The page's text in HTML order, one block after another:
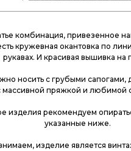
комбинация, привезенное
кружевная окантовка по
рукавах. И красивая вышивка на
носить с грубыми сапогами,
массивной пряжкой и любимой
изделия рекомендуем
указанные ниже.
изделие является